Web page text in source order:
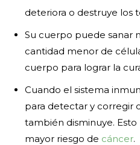
deteriora o destruye los
Su cuerpo puede sanar
cantidad menor de
cuerpo para lograr la
Cuando el sistema
para detectar y corregir
también disminuye.
mayor riesgo de cáncer.